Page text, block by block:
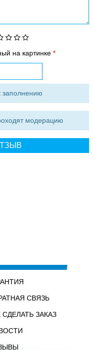
на картинке
заполнению
модерацию
СВЯЗЬ
СДЕЛАТЬ ЗАКАЗ